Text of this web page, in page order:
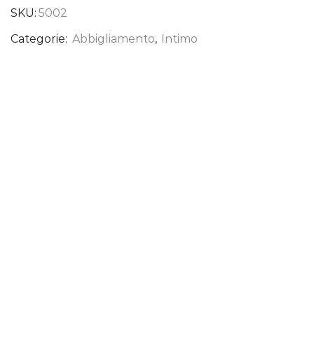
SKU: 5002
Categorie: Abbigliamento, Intimo